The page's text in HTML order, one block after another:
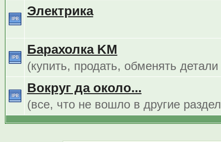
Электрика
Барахолка KM
(купить, продать, обменять
Вокруг да около...
(все, что не вошло в другие